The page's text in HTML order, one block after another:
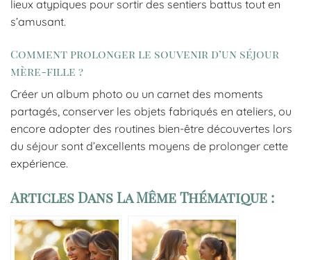
lieux atypiques pour sortir des sentiers battus tout en
s’amusant.
Comment prolonger le souvenir d’un séjour
mère-fille ?
Créer un album photo ou un carnet des moments
partagés, conserver les objets fabriqués en ateliers, ou
encore adopter des routines bien-être découvertes lors
du séjour sont d’excellents moyens de prolonger cette
expérience.
Articles Dans La Même Thématique :